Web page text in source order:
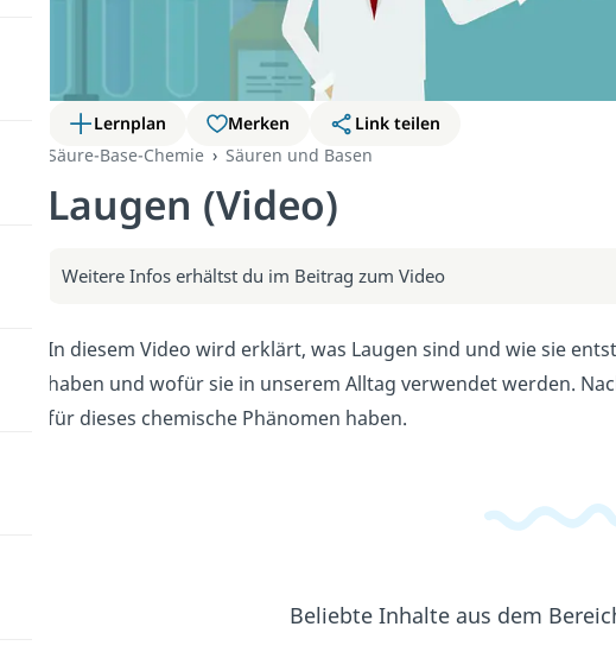
Lernplan Merken
Link teilen
Säure-Base-Chemie
Säuren und Basen
Laugen (Video)
Weitere Infos erhältst du im Beitrag zum Video
In diesem Video wird erklärt, was Laugen sind und wie sie
haben und wofür sie in unserem Alltag verwendet werden.
für dieses chemische Phänomen haben.
Beliebte Inhalte aus dem